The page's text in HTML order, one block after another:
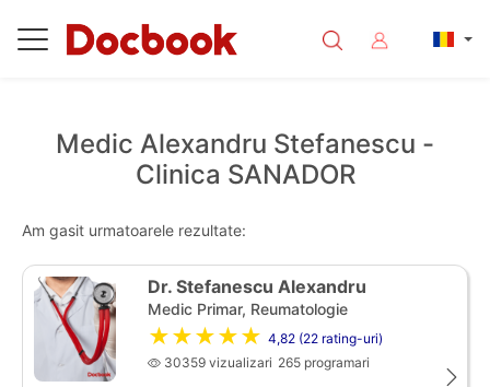
Medic Alexandru Stefanescu -
Clinica SANADOR
Am gasit urmatoarele rezultate:
Dr. Stefanescu Alexandru
Medic Primar, Reumatologie
★★★★★ 4,82 (22 rating-uri)
30359 vizualizari 265 programari